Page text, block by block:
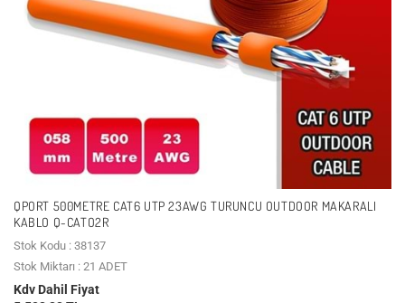
QPORT 500METRE CAT6 UTP 23AWG TURUNCU OUTDOOR MAKARALI
KABLO Q-CATO2R
Stok Kodu : 38137
Stok Miktarı : 21 ADET
Kdv Dahil Fiyat